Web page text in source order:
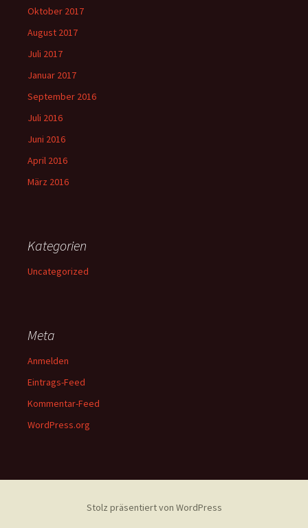
Oktober 2017
August 2017
Juli 2017
Januar 2017
September 2016
Juli 2016
Juni 2016
April 2016
März 2016
Kategorien
Uncategorized
Meta
Anmelden
Eintrags-Feed
Kommentar-Feed
WordPress.org
Stolz präsentiert von WordPress